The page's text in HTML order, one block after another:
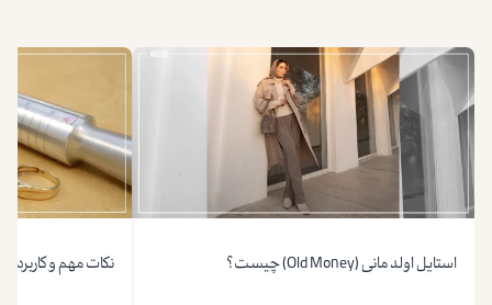
استایل اولد مانی (Old Money) چیست؟ نکات مهم و